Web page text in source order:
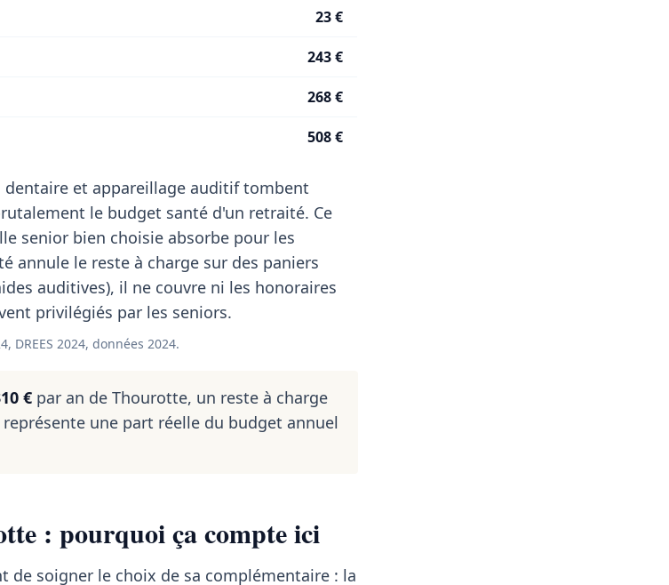
23 €
243 €
268 €
508 €
dentaire et appareillage auditif tombent
le budget santé d'un retraité. Ce
senior bien choisie absorbe pour les
annule le reste à charge sur des paniers
auditives), il ne couvre ni les honoraires
privilégiés par les seniors.
DREES 2024, données 2024.
€ par an de Thourotte, un reste à charge
une part réelle du budget annuel
: pourquoi ça compte ici
soigner le choix de sa complémentaire : la